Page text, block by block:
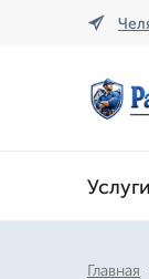
Услуги
Главная